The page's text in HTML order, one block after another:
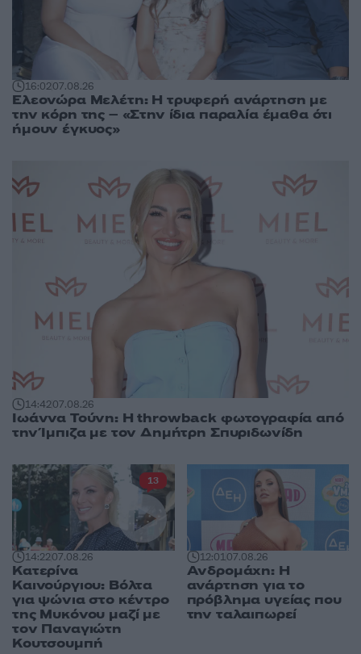
16:0207.08.26
Ελεονώρα Μελέτη: Η τρυφερή ανάρτηση με
την κόρη της – «Στην ίδια παραλία έμαθα ότι
ήμουν έγκυος»
14:4207.08.26
Ιωάννα Τούνη: Η throwback φωτογραφία από
την Ίμπιζα με τον Δημήτρη Σπυριδωνίδη
14:2207.08.26
Κατερίνα
Καινούργιου: Βόλτα
για ψώνια στο κέντρο
της Μυκόνου μαζί με
τον Παναγιώτη
Κουτσουμπή
13
12:0107.08.26
Ανδρομάχη: Η
ανάρτηση για το
πρόβλημα υγείας που
την ταλαιπωρεί